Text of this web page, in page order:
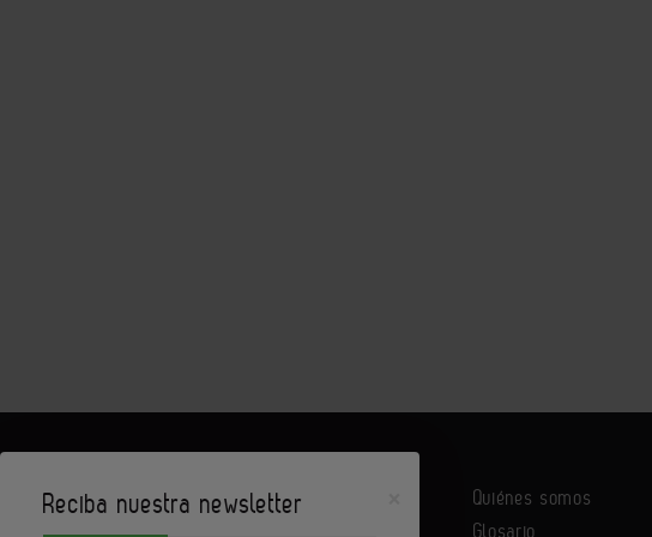
Quiénes somos
Glosario
Reciba nuestra newsletter